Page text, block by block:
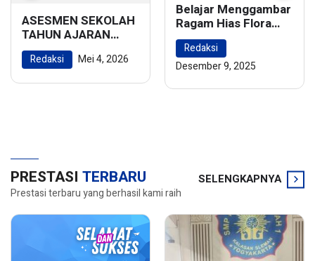
ASESMEN SEKOLAH
TAHUN AJARAN
2025/2026
Redaksi Mei 4, 2026
Belajar Menggambar
Ragam Hias Flora
dan Fauna:
Menghidupkan
Keindahan Alam
Redaksi
Desember 9, 2025
PRESTASI TERBARU
Prestasi terbaru yang berhasil kami raih
SELENGKAPNYA